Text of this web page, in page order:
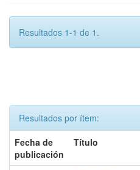
Resultados 1-1 de 1.
Resultados por ítem:
Fecha de
publicación
Título